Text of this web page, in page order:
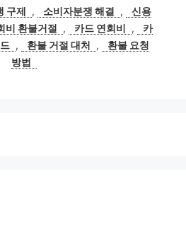
구제 , 소비자분쟁 해결 ,
신용
비 환불거절 , 카드 연회비 ,
카
, 환불 거절 대처 ,
환불 요청
방법